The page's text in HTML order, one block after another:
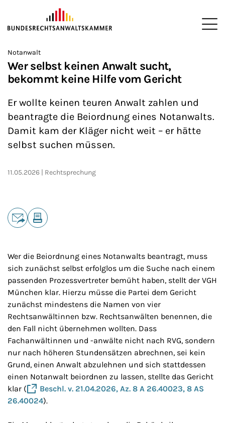
ZUM HAUPTINHALT SPRINGEN
Sie befinden sich hier:
>
Startseite
Notanwalt
Wer selbst keinen Anwalt sucht,
bekommt keine Hilfe vom Gericht
Er wollte keinen teuren Anwalt zahlen und
beantragte die Beiordnung eines Notanwalts.
Damit kam der Kläger nicht weit – er hätte
selbst suchen müssen.
11.05.2026 Rechtsprechung
Teilen
Wer die Beiordnung eines Notanwalts beantragt, muss
sich zunächst selbst erfolglos um die Suche nach einem
passenden Prozessvertreter bemüht haben, stellt der VGH
München klar. Hierzu müsse die Partei dem Gericht
zunächst mindestens die Namen von vier
Rechtsanwältinnen bzw. Rechtsanwälten benennen, die
den Fall nicht übernehmen wollten. Dass
Fachanwältinnen und -anwälte nicht nach RVG, sondern
nur nach höheren Stundensätzen abrechnen, sei kein
Grund, einen Anwalt abzulehnen und sich stattdessen
einen Notanwalt beiordnen zu lassen, stellte das Gericht
klar (
Beschl. v. 21.04.2026, Az. 8 A 26.40023, 8 AS
26.40024).